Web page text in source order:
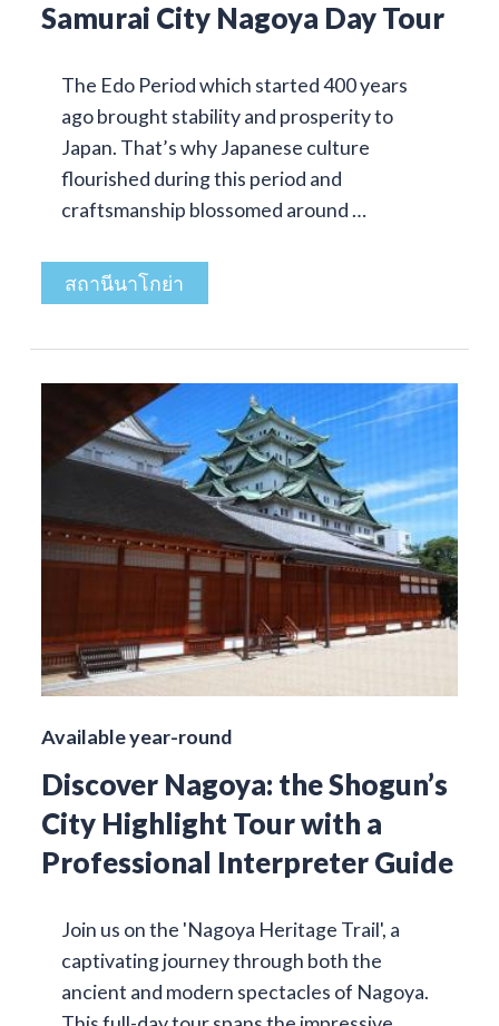
Samurai City Nagoya Day Tour
The Edo Period which started 400 years
ago brought stability and prosperity to
Japan. That’s why Japanese culture
flourished during this period and
craftsmanship blossomed around …
สถานีนาโกย่า
Available year-round
Discover Nagoya: the Shogun’s
City Highlight Tour with a
Professional Interpreter Guide
Join us on the 'Nagoya Heritage Trail', a
captivating journey through both the
ancient and modern spectacles of Nagoya.